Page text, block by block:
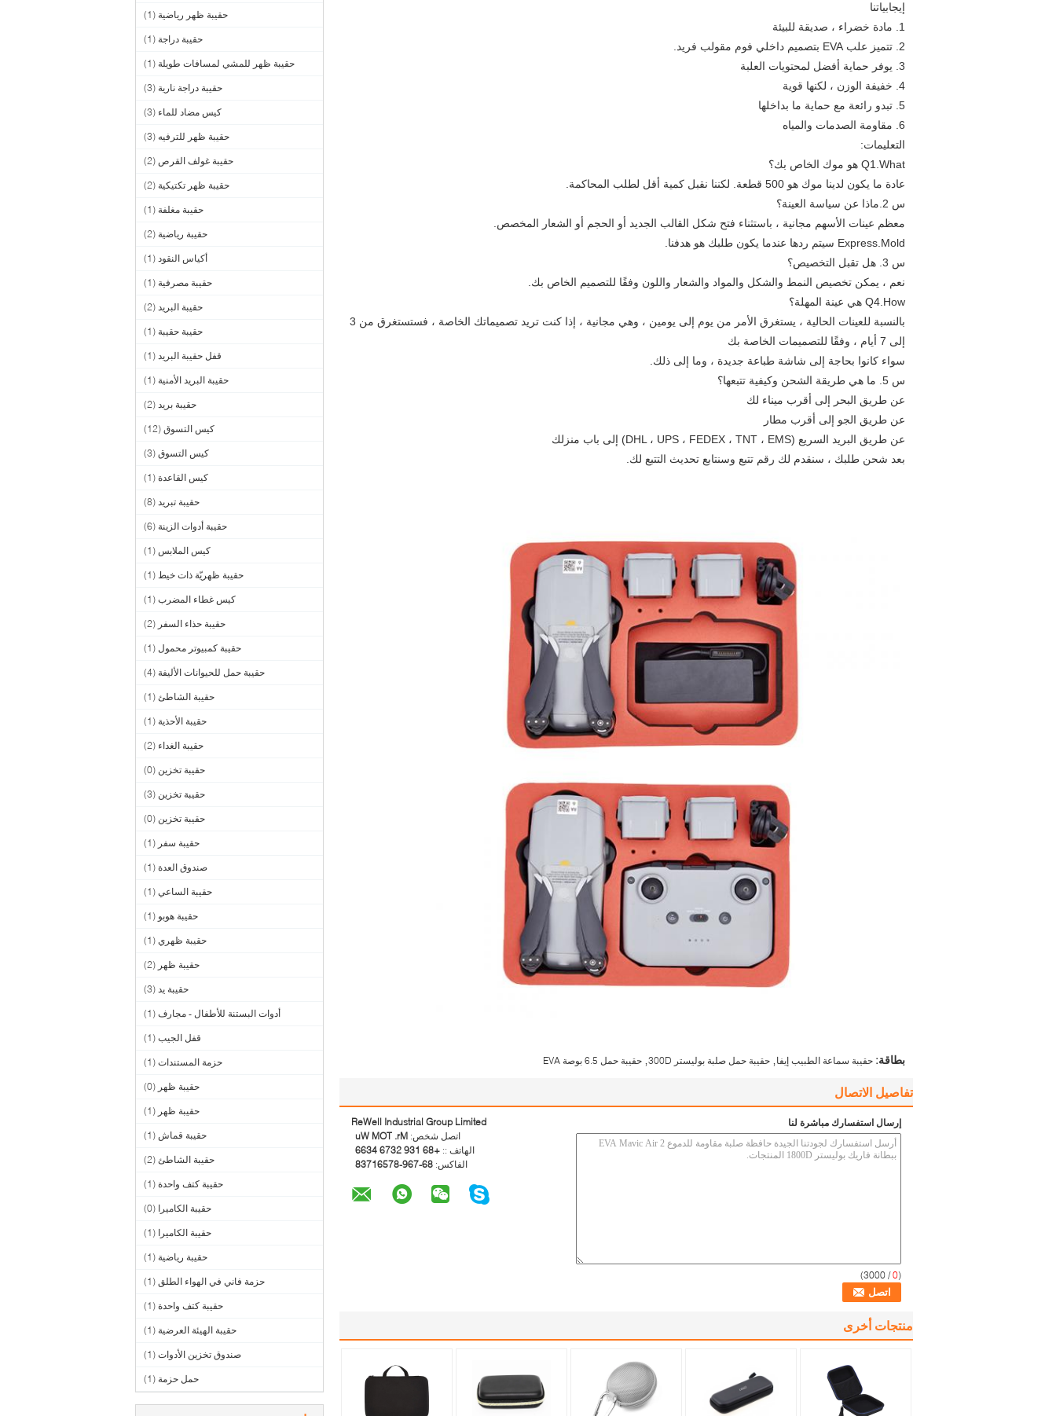
حقيبة ظهر رياضية (1)
حقيبة دراجة (1)
حقيبة ظهر للمشي لمسافات طويلة (1)
حقيبة دراجة نارية (3)
كيس مضاد للماء (3)
حقيبة ظهر للترفيه (3)
حقيبة غولف القرص (2)
حقيبة ظهر تكتيكية (2)
حقيبة مغلفة (1)
حقيبة رياضية (2)
أكياس النقود (1)
حقيبة مصرفية (1)
حقيبة البريد (2)
حقيبة حقيبة (1)
قفل حقيبة البريد (1)
حقيبة البريد الأمنية (1)
حقيبة بريد (2)
كيس التسوق (12)
كيس التسوق (3)
كيس القاعدة (1)
حقيبة تبريد (8)
حقيبة أدوات الزينة (6)
كيس الملابس (1)
حقيبة ظهريّة ذات خيط (1)
كيس غطاء المضرب (1)
حقيبة حذاء السفر (2)
حقيبة كمبيوتر محمول (1)
حقيبة حمل للحيوانات الأليفة (4)
حقيبة الشاطئ (1)
حقيبة الأحذية (1)
حقيبة الغداء (2)
حقيبة تخزين (0)
حقيبة تخزين (3)
حقيبة تخزين (0)
حقيبة سفر (1)
صندوق العدة (1)
حقيبة الساعي (1)
حقيبة هوبو (1)
حقيبة ظهري (1)
حقيبة ظهر (2)
حقيبة يد (3)
أدوات البستنة للأطفال - مجارف (1)
قفل الجيب (1)
حزمة المستندات (1)
حقيبة ظهر (0)
حقيبة ظهر (1)
حقيبة قماش (1)
حقيبة الشاطئ (2)
حقيبة كتف واحدة (1)
حقيبة الكاميرا (0)
حقيبة الكاميرا (1)
حقيبة رياضية (1)
حزمة فاني في الهواء الطلق (1)
حقيبة كتف واحدة (1)
حقيبة الهيئة العرضية (1)
صندوق تخزين الأدوات (1)
حمل حزمة (1)
إيجابياتنا
1. مادة خضراء ، صديقة للبيئة
2. تتميز علب EVA بتصميم داخلي فوم مقولب فريد.
3. يوفر حماية أفضل لمحتويات العلبة
4. خفيفة الوزن ، لكنها قوية
5. تبدو رائعة مع حماية ما بداخلها
6. مقاومة الصدمات والمياه
التعليمات:
Q1.What هو موك الخاص بك؟
عادة ما يكون لدينا موك هو 500 قطعة. لكننا نقبل كمية أقل لطلب المحاكمة.
س 2.ماذا عن سياسة العينة؟
معظم عينات الأسهم مجانية ، باستثناء فتح شكل القالب الجديد أو الحجم أو الشعار المخصص.
Express.Mold سيتم ردها عندما يكون طلبك هو هدفنا.
س 3. هل تقبل التخصيص؟
نعم ، يمكن تخصيص النمط والشكل والمواد والشعار واللون وفقًا للتصميم الخاص بك.
Q4.How هي عينة المهلة؟
بالنسبة للعينات الحالية ، يستغرق الأمر من يوم إلى يومين ، وهي مجانية ، إذا كنت تريد تصميماتك الخاصة ، فستستغرق من 3
إلى 7 أيام ، وفقًا للتصميمات الخاصة بك
سواء كانوا بحاجة إلى شاشة طباعة جديدة ، وما إلى ذلك.
س 5. ما هي طريقة الشحن وكيفية تتبعها؟
عن طريق البحر إلى أقرب ميناء لك
عن طريق الجو إلى أقرب مطار
عن طريق البريد السريع (DHL ، UPS ، FEDEX ، TNT ، EMS) إلى باب منزلك
بعد شحن طلبك ، سنقدم لك رقم تتبع وسنتابع تحديث التتبع لك.
بطاقة: حقيبة سماعة الطبيب إيفا حقيبة حمل صلبة بوليستر 300D حقيبة حمل 6.5 بوصة EVA
تفاصيل الاتصال
ReWell Industrial Group Limited
اتصل شخص: Mr. TOM Wu
الهاتف :: +86 139 2376 4366
الفاكس: 86-769-87561738
إرسال استفسارك مباشرة لنا
(
0
/ 3000)
منتجات أخرى